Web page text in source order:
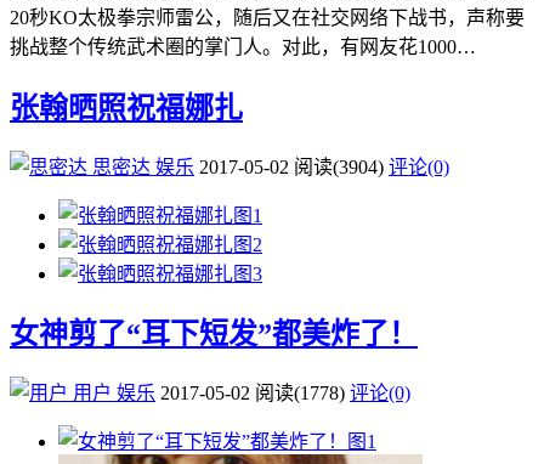
20秒KO太极拳宗师雷公，随后又在社交网络下战书，声称要
挑战整个传统武术圈的掌门人。对此，有网友花1000…
张翰晒照祝福娜扎
思密达 娱乐 2017-05-02 阅读(3904) 评论(0)
女神剪了“耳下短发”都美炸了！
用户 娱乐 2017-05-02 阅读(1778) 评论(0)